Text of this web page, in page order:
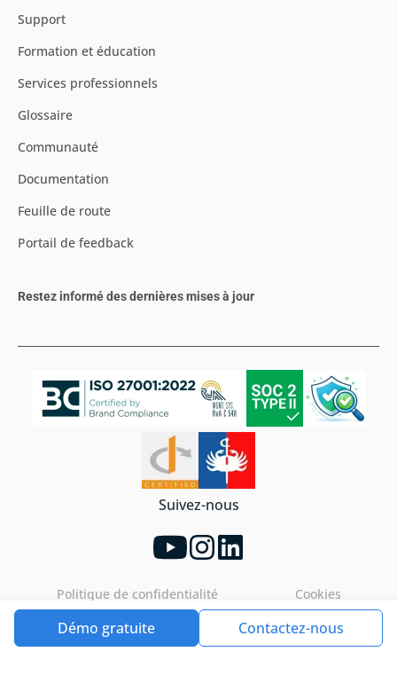
Démo gratuite Contactez-nous
Support
Formation et éducation
Services professionnels
Glossaire
Communauté
Documentation
Feuille de route
Portail de feedback
Restez informé des dernières mises à jour
Suivez-nous
Politique de confidentialité Cookies
Tools4ever©2026. All rights reserved.